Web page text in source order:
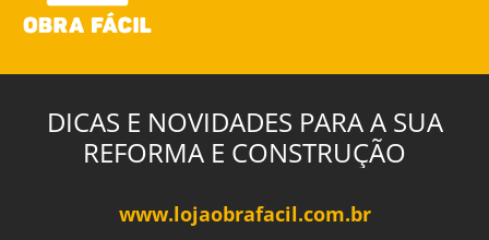
DICAS E NOVIDADES PARA A SUA
REFORMA E CONSTRUÇÃO
www.lojaobrafacil.com.br